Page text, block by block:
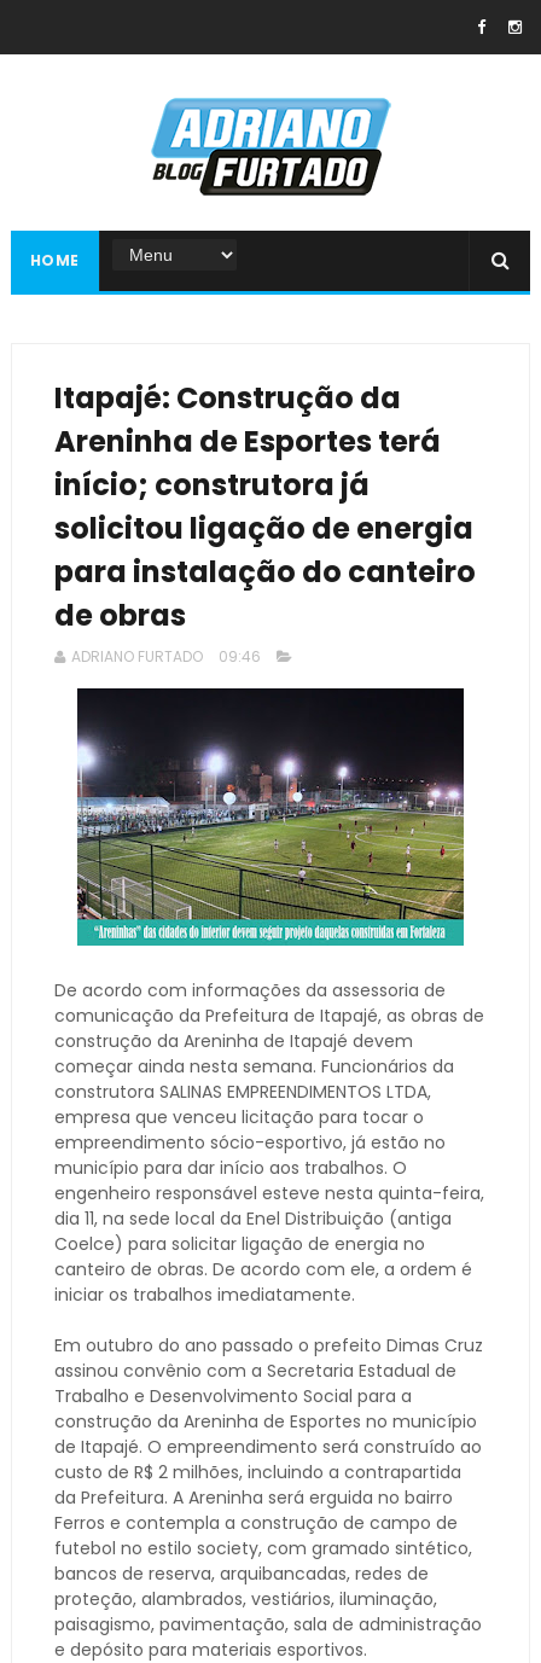
HOME
Itapajé: Construção da
Areninha de Esportes terá
início; construtora já
solicitou ligação de energia
para instalação do canteiro
de obras
ADRIANO FURTADO 09:46
De acordo com informações da assessoria de
comunicação da Prefeitura de Itapajé, as obras de
construção da Areninha de Itapajé devem
começar ainda nesta semana. Funcionários da
construtora SALINAS EMPREENDIMENTOS LTDA,
empresa que venceu licitação para tocar o
empreendimento sócio-esportivo, já estão no
município para dar início aos trabalhos. O
engenheiro responsável esteve nesta quinta-feira,
dia 11, na sede local da Enel Distribuição (antiga
Coelce) para solicitar ligação de energia no
canteiro de obras. De acordo com ele, a ordem é
iniciar os trabalhos imediatamente.
Em outubro do ano passado o prefeito Dimas Cruz
assinou convênio com a Secretaria Estadual de
Trabalho e Desenvolvimento Social para a
construção da Areninha de Esportes no município
de Itapajé. O empreendimento será construído ao
custo de R$ 2 milhões, incluindo a contrapartida
da Prefeitura. A Areninha será erguida no bairro
Ferros e contempla a construção de campo de
futebol no estilo society, com gramado sintético,
bancos de reserva, arquibancadas, redes de
proteção, alambrados, vestiários, iluminação,
paisagismo, pavimentação, sala de administração
e depósito para materiais esportivos.